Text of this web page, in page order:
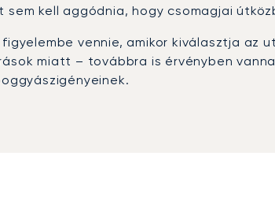
kell aggódnia, hogy csomagjai
vennie, amikor kiválasztja
miatt – továbbra is érvényben